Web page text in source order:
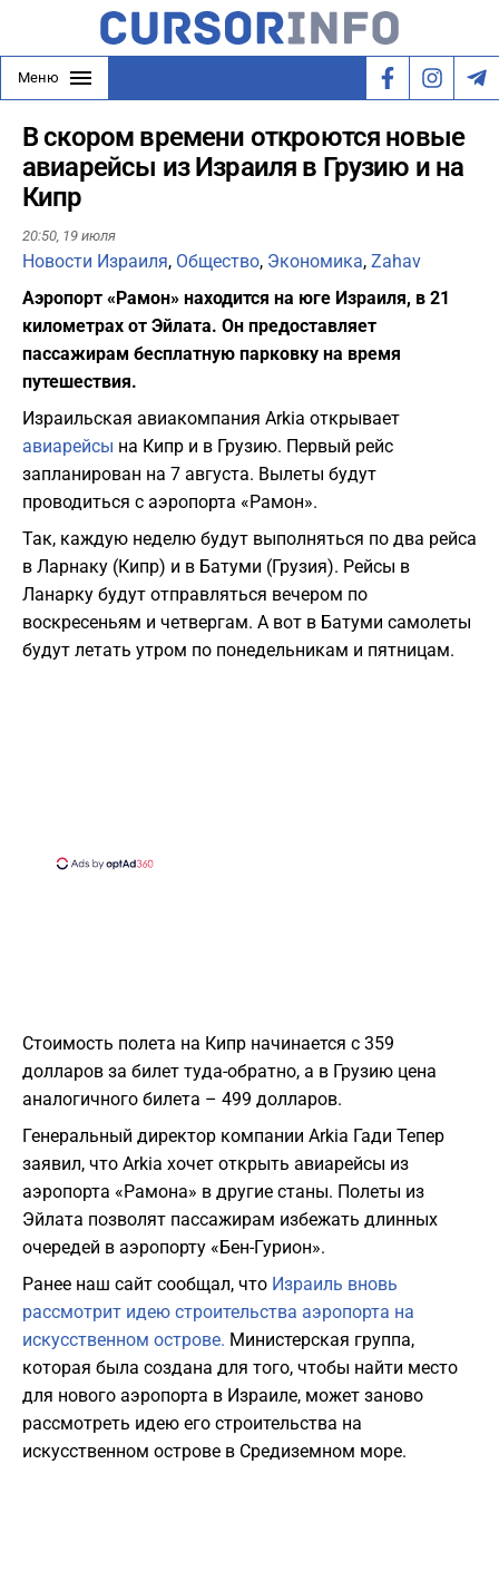
Меню
В скором времени откроются новые
авиарейсы из Израиля в Грузию и на
Кипр
20:50, 19 июля
Новости Израиля, Общество, Экономика, Zahav
Аэропорт «Рамон» находится на юге Израиля, в 21
километрах от Эйлата. Он предоставляет
пассажирам бесплатную парковку на время
путешествия.
Израильская авиакомпания Arkia открывает
авиарейсы на Кипр и в Грузию. Первый рейс
запланирован на 7 августа. Вылеты будут
проводиться с аэропорта «Рамон».
Так, каждую неделю будут выполняться по два рейса
в Ларнаку (Кипр) и в Батуми (Грузия). Рейсы в
Ланарку будут отправляться вечером по
воскресеньям и четвергам. А вот в Батуми самолеты
будут летать утром по понедельникам и пятницам.
Стоимость полета на Кипр начинается с 359
долларов за билет туда-обратно, а в Грузию цена
аналогичного билета – 499 долларов.
Генеральный директор компании Arkia Гади Тепер
заявил, что Arkia хочет открыть авиарейсы из
аэропорта «Рамона» в другие станы. Полеты из
Эйлата позволят пассажирам избежать длинных
очередей в аэропорту «Бен-Гурион».
Ранее наш сайт сообщал, что Израиль вновь
рассмотрит идею строительства аэропорта на
искусственном острове. Министерская группа,
которая была создана для того, чтобы найти место
для нового аэропорта в Израиле, может заново
рассмотреть идею его строительства на
искусственном острове в Средиземном море.